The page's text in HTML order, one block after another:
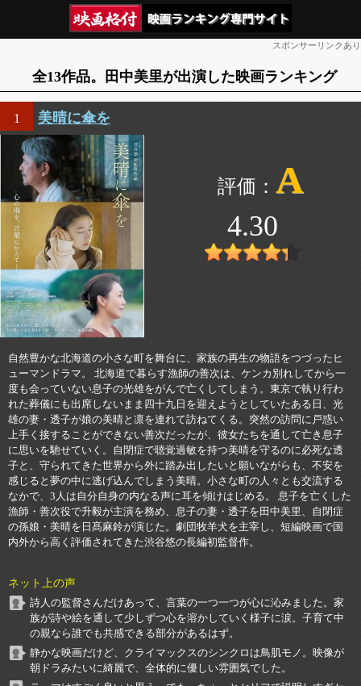
スポンサーリンクあり
全13作品。田中美里が出演した映画ランキング
1 美晴に傘を
A
4.30
自然豊かな北海道の小さな町を舞台に、家族の再生の物語をつづったヒ
ューマンドラマ。 北海道で暮らす漁師の善次は、ケンカ別れしてから一
度も会っていない息子の光雄をがんで亡くしてしまう。東京で執り行わ
れた葬儀にも出席しないまま四十九日を迎えようとしていたある日、光
雄の妻・透子が娘の美晴と凛を連れて訪ねてくる。突然の訪問に戸惑い
上手く接することができない善次だったが、彼女たちを通して亡き息子
に思いを馳せていく。自閉症で聴覚過敏を持つ美晴を守るのに必死な透
子と、守られてきた世界から外に踏み出したいと願いながらも、不安を
感じると夢の中に逃げ込んでしまう美晴。小さな町の人々とも交流する
なかで、3人は自分自身の内なる声に耳を傾けはじめる。 息子を亡くした
漁師・善次役で升毅が主演を務め、息子の妻・透子を田中美里、自閉症
の孫娘・美晴を日髙麻鈴が演じた。劇団牧羊犬を主宰し、短編映画で国
内外から高く評価されてきた渋谷悠の長編初監督作。
ネット上の声
詩人の監督さんだけあって、言葉の一つ一つが心に沁みました。家
族が詩や絵を通して少しずつ心を溶かしていく様子に涙。子育て中
の親なら誰でも共感できる部分があるはず。
静かな映画だけど、クライマックスのシンクロは鳥肌モノ。映像が
朝ドラみたいに綺麗で、全体的に優しい雰囲気でした。